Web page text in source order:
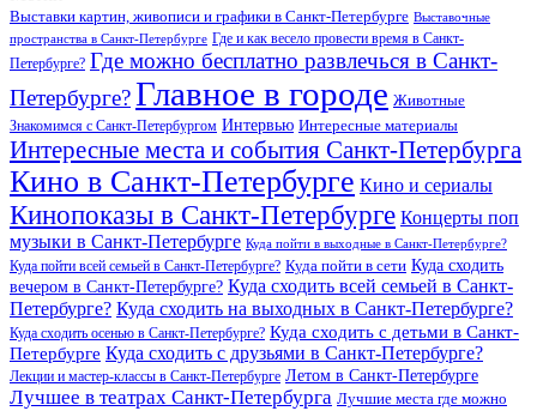
Выставки картин, живописи и графики в Санкт-Петербурге Выставочные
пространства в Санкт-Петербурге Где и как весело провести время в Санкт-
Петербурге? Где можно бесплатно развлечься в Санкт-
Петербурге?Главное в городе Животные
Знакомимся с Санкт-Петербургом Интервью Интересные материалы
Интересные места и события Санкт-Петербурга
Кино в Санкт-Петербурге Кино и сериалы
Кинопоказы в Санкт-Петербурге Концерты поп
музыки в Санкт-Петербурге Куда пойти в выходные в Санкт-Петербурге?
Куда пойти всей семьей в Санкт-Петербурге? Куда пойти в сети Куда сходить
вечером в Санкт-Петербурге? Куда сходить всей семьей в Санкт-
Петербурге? Куда сходить на выходных в Санкт-Петербурге?
Куда сходить осенью в Санкт-Петербурге? Куда сходить с детьми в Санкт-
Петербурге Куда сходить с друзьями в Санкт-Петербурге?
Лекции и мастер-классы в Санкт-Петербурге Летом в Санкт-Петербурге
Лучшее в театрах Санкт-Петербурга Лучшие места где можно